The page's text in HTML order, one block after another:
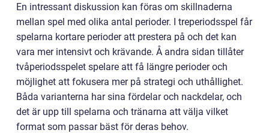
En intressant diskussion kan föras om skillnaderna
mellan spel med olika antal perioder. I treperiodsspel får
spelarna kortare perioder att prestera på och det kan
vara mer intensivt och krävande. Å andra sidan tillåter
tvåperiodsspelet spelare att få längre perioder och
möjlighet att fokusera mer på strategi och uthållighet.
Båda varianterna har sina fördelar och nackdelar, och
det är upp till spelarna och tränarna att välja vilket
format som passar bäst för deras behov.